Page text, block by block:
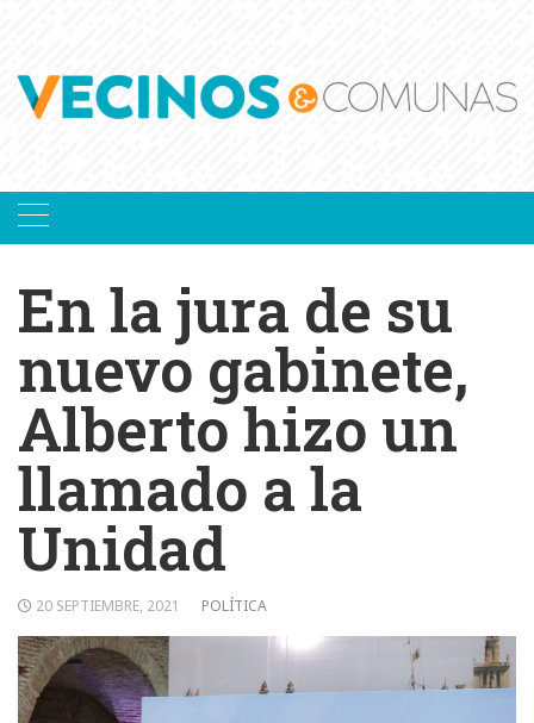
En la jura de su
nuevo gabinete,
Alberto hizo un
llamado a la
Unidad
20 SEPTIEMBRE, 2021 POLÍTICA